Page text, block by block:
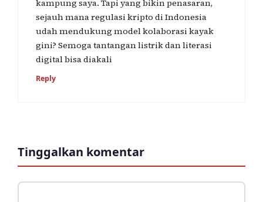
kampung saya. Tapi yang bikin penasaran,
sejauh mana regulasi kripto di Indonesia
udah mendukung model kolaborasi kayak
gini? Semoga tantangan listrik dan literasi
digital bisa diakali
Reply
Tinggalkan komentar
Komentar
Nama
Surel
Situs